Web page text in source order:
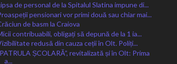
de personal de la Spitalul Slatina impune di...
pensionari vor primi două sau chiar mai...
de basm la Craiova
contribuabili, obligați să depună de la 1 ia...
redusă din cauza ceții în Olt. Poliți...
ȘCOLARĂ”, revitalizată și în Olt: Prima
a...